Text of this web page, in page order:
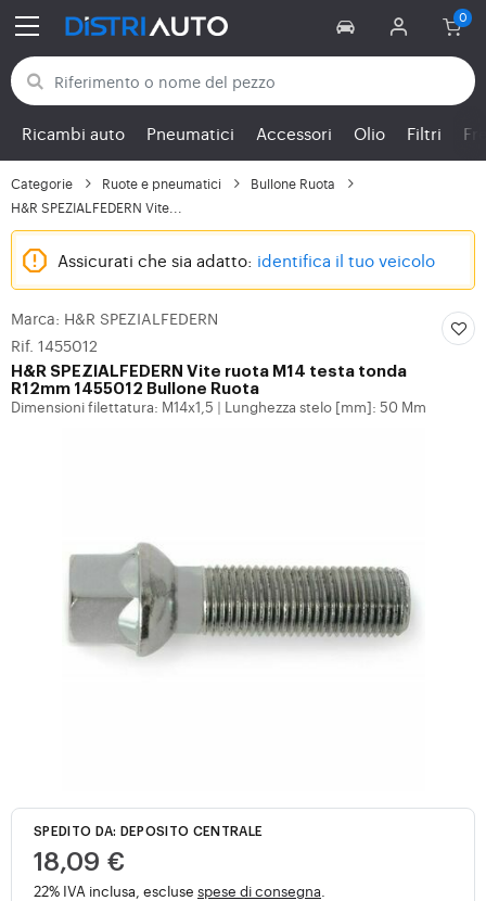
Torna alle categorie
Ricambi auto Pneumatici Accessori Olio Filtri
Categorie Ruote e pneumatici
Bullone Ruota
H&R SPEZIALFEDERN Vite...
Assicurati che sia adatto: identifica il tuo veicolo
Marca: H&R SPEZIALFEDERN
Rif. 1455012
H&R SPEZIALFEDERN Vite ruota M14 testa tonda
R12mm 1455012 Bullone Ruota
Dimensioni filettatura: M14x1,5 Lunghezza stelo [mm]: 50 Mm
SPEDITO DA: DEPOSITO CENTRALE
18,09 €
22% IVA inclusa, escluse spese di consegna